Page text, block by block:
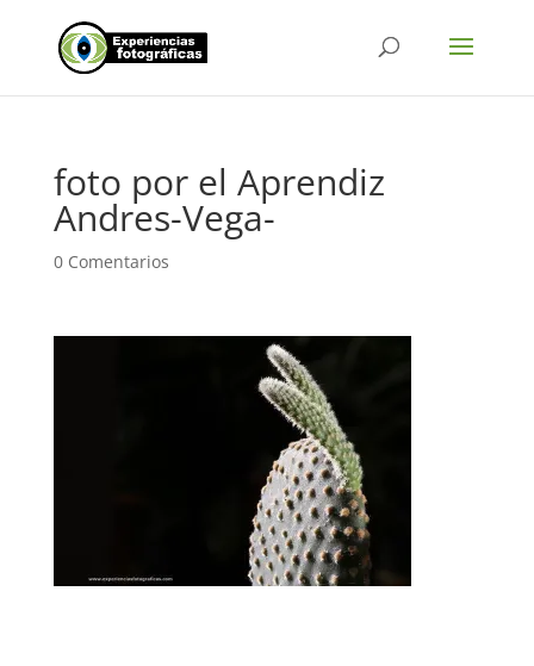
foto por el Aprendiz
Andres-Vega-
0 Comentarios